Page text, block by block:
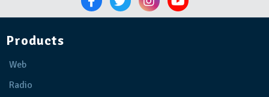
Products
Web
Radio